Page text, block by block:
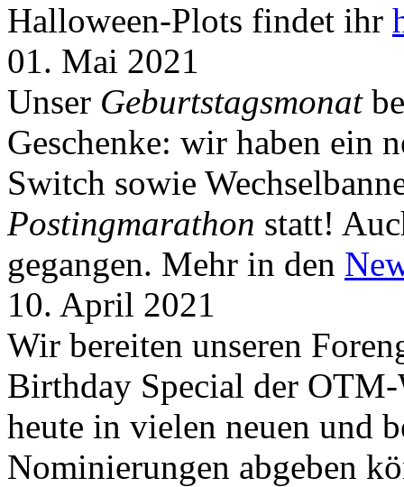
Halloween-Plots findet ihr
01. Mai 2021
Unser Geburtstagsmonat
Geschenke: wir haben ein
Switch sowie
Postingmarathon statt!
gegangen. Mehr in den
10. April 2021
Wir bereiten unseren
Birthday Special der
heute in vielen neuen und
Nominierungen abgeben